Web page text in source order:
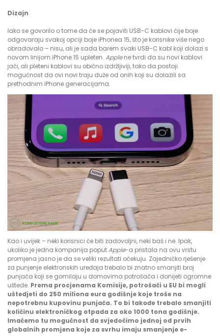
Dizajn
Iako se govorilo o tome da će se pojaviti USB-C kablovi čije boje
odgovaraju svakoj opciji boje iPhonea 15, što je korisnike više nego
obradovalo – nisu, ali je sada barem svaki USB-C kabl koji dolazi s
novom linijom iPhone 15 upleten. Applene tvrdi da su novi kablovi
jači, ali pleteni kablovi su obično izdržljiviji, tako da postoji
mogućnost da ovi novi traju duže od onih koji su dolazili sa
prethodnim iPhone generacijama.
Kao i uvijek – neki korisnici će biti zadovoljni, neki baš i ne. Ipak,
ukoliko je jedna kompanija poputApple-a pristala na ovu vrstu
promjena jasno je da se veliki rezultati očekuju. Zajedničko rješenje
za punjenje elektronskih uređaja trebalo bi znatno smanjiti broj
punjača koji se gomilaju u domovima potrošača i donijeti ogromne
uštede. Prema procjenama Komisije, potrošači u EU bi mogli
uštedjeti do 250 miliona eura godišnje koje troše na
nepotrebnu kupovinu punjača. To bi takođe trebalo smanjiti
količinu elektroničkog otpada za oko 1000 tona godišnje.
Imaćemo tu mogućnost da svjedočimo jednoj od prvih
globalnih promjena koje za svrhu imaju smanjenje e-